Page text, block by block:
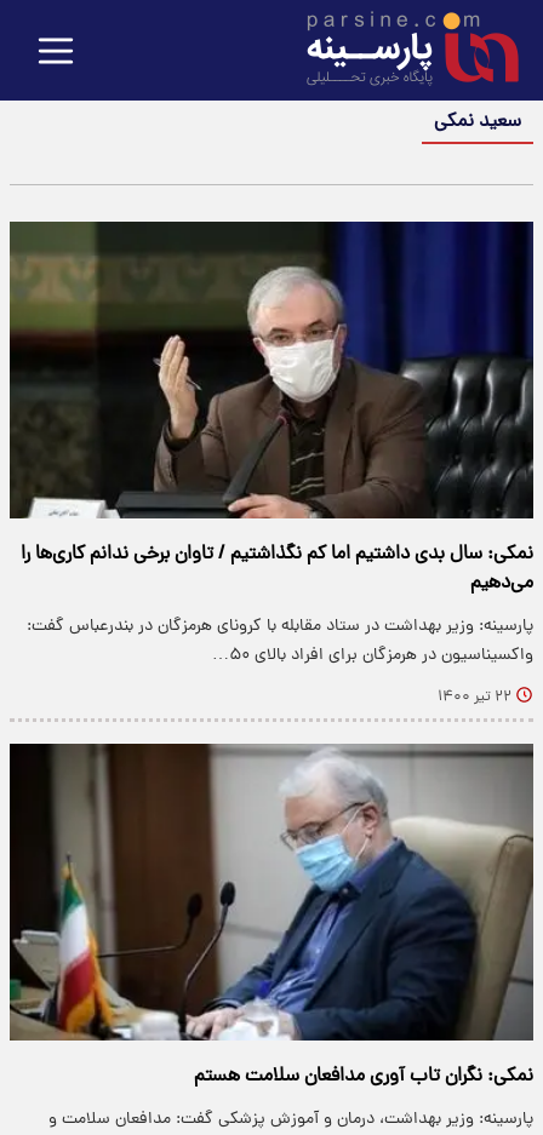
سعید نمکی
نمکی: سال بدی داشتیم اما کم نگذاشتیم / تاوان برخی ندانم کاری‌ها را
می‌دهیم
پارسینه: وزیر بهداشت در ستاد مقابله با کرونای هرمزگان در بندرعباس گفت:
واکسیناسیون در هرمزگان برای افراد بالای ۵۰…
۲۲ تیر ۱۴۰۰
نمکی: نگران تاب آوری مدافعان سلامت هستم
پارسینه: وزیر بهداشت، درمان و آموزش پزشکی گفت: مدافعان سلامت و